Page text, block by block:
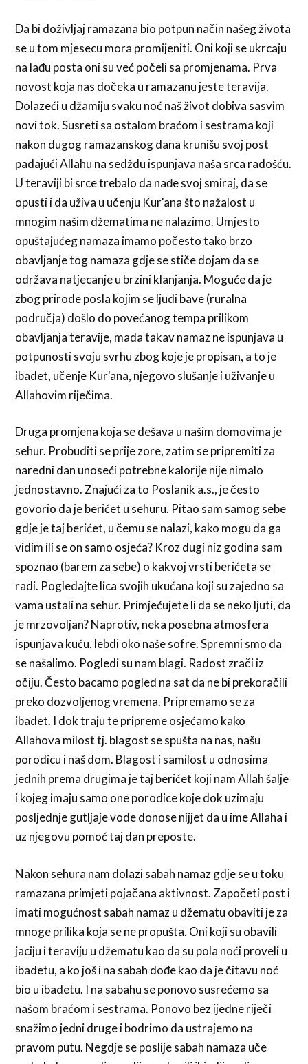
Da bi doživljaj ramazana bio potpun način našeg života
se u tom mjesecu mora promijeniti. Oni koji se ukrcaju
na lađu posta oni su već počeli sa promjenama. Prva
novost koja nas dočeka u ramazanu jeste teravija.
Dolazeći u džamiju svaku noć naš život dobiva sasvim
novi tok. Susreti sa ostalom braćom i sestrama koji
nakon dugog ramazanskog dana krunišu svoj post
padajući Allahu na sedždu ispunjava naša srca radošću.
U teraviji bi srce trebalo da nađe svoj smiraj, da se
opusti i da uživa u učenju Kur'ana što nažalost u
mnogim našim džematima ne nalazimo. Umjesto
opuštajućeg namaza imamo počesto tako brzo
obavljanje tog namaza gdje se stiče dojam da se
održava natjecanje u brzini klanjanja. Moguće da je
zbog prirode posla kojim se ljudi bave (ruralna
područja) došlo do povećanog tempa prilikom
obavljanja teravije, mada takav namaz ne ispunjava u
potpunosti svoju svrhu zbog koje je propisan, a to je
ibadet, učenje Kur'ana, njegovo slušanje i uživanje u
Allahovim riječima.
Druga promjena koja se dešava u našim domovima je
sehur. Probuditi se prije zore, zatim se pripremiti za
naredni dan unoseći potrebne kalorije nije nimalo
jednostavno. Znajući za to Poslanik a.s., je često
govorio da je berićet u sehuru. Pitao sam samog sebe
gdje je taj berićet, u čemu se nalazi, kako mogu da ga
vidim ili se on samo osjeća? Kroz dugi niz godina sam
spoznao (barem za sebe) o kakvoj vrsti berićeta se
radi. Pogledajte lica svojih ukućana koji su zajedno sa
vama ustali na sehur. Primjećujete li da se neko ljuti, da
je mrzovoljan? Naprotiv, neka posebna atmosfera
ispunjava kuću, lebdi oko naše sofre. Spremni smo da
se našalimo. Pogledi su nam blagi. Radost zrači iz
očiju. Često bacamo pogled na sat da ne bi prekoračili
preko dozvoljenog vremena. Pripremamo se za
ibadet. I dok traju te pripreme osjećamo kako
Allahova milost tj. blagost se spušta na nas, našu
porodicu i naš dom. Blagost i samilost u odnosima
jednih prema drugima je taj berićet koji nam Allah šalje
i kojeg imaju samo one porodice koje dok uzimaju
posljednje gutljaje vode donose nijjet da u ime Allaha i
uz njegovu pomoć taj dan preposte.
Nakon sehura nam dolazi sabah namaz gdje se u toku
ramazana primjeti pojačana aktivnost. Započeti post i
imati mogućnost sabah namaz u džematu obaviti je za
mnoge prilika koja se ne propušta. Oni koji su obavili
jaciju i teraviju u džematu kao da su pola noći proveli u
ibadetu, a ko još i na sabah dođe kao da je čitavu noć
bio u ibadetu. I na sabahu se ponovo susrećemo sa
našom braćom i sestrama. Ponovo bez ijedne riječi
snažimo jedni druge i bodrimo da ustrajemo na
pravom putu. Negdje se poslije sabah namaza uče